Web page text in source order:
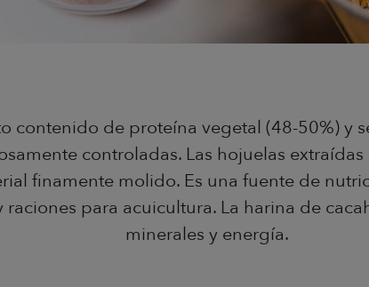
contenido de proteína vegetal (48-50%) y
controladas. Las hojuelas
finamente molido. Es una fuente de
para acuicultura. La harina de
minerales y energía.